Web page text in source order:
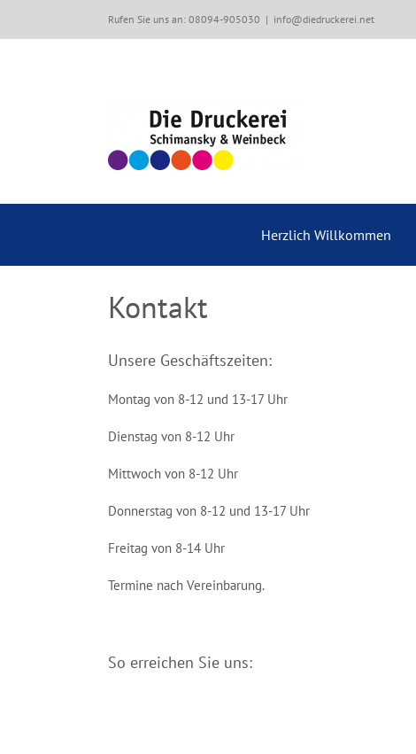
Rufen Sie uns an: 08094-905030 | info@diedruckerei.net
Herzlich Willkommen
Kontakt
Unsere Geschäftszeiten:
Montag von 8-12 und 13-17 Uhr
Dienstag von 8-12 Uhr
Mittwoch von 8-12 Uhr
Donnerstag von 8-12 und 13-17 Uhr
Freitag von 8-14 Uhr
Termine nach Vereinbarung.
So erreichen Sie uns: